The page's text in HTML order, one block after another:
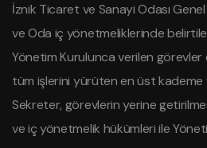
İznik Ticaret ve Sanayi Odası
ve Oda iç yönetmeliklerinde
Yönetim Kurulunca verilen görevler
tüm işlerini yürüten en üst kademe
Sekreter, görevlerin yerine
ve iç yönetmelik hükümleri ile